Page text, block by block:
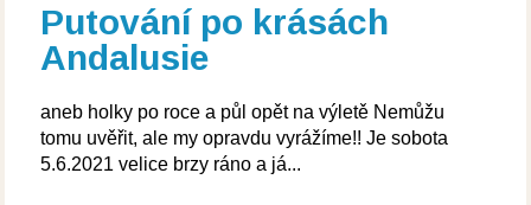
Putování po krásách
Andalusie
aneb holky po roce a půl opět na výletě Nemůžu
tomu uvěřit, ale my opravdu vyrážíme!! Je sobota
5.6.2021 velice brzy ráno a já...